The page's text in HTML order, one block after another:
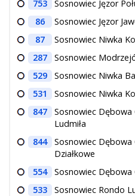
753
Sosnowiec Jęzor
86
Sosnowiec Jęzor
87
Sosnowiec Niwka
287
Sosnowiec
529
Sosnowiec Niwka
531
Sosnowiec Niwka
847
Sosnowiec Dębowa
Ludmiła
844
Sosnowiec Dębowa
Działkowe
554
Sosnowiec Dębowa
533
Sosnowiec Rondo